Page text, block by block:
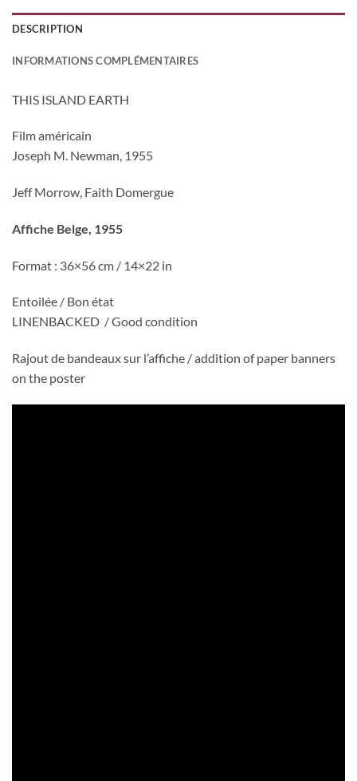
DESCRIPTION
INFORMATIONS COMPLÉMENTAIRES
THIS ISLAND EARTH
Film américain
Joseph M. Newman, 1955
Jeff Morrow, Faith Domergue
Affiche Belge, 1955
Format : 36×56 cm / 14×22 in
Entoilée / Bon état
LINENBACKED / Good condition
Rajout de bandeaux sur l’affiche / addition of paper banners
on the poster